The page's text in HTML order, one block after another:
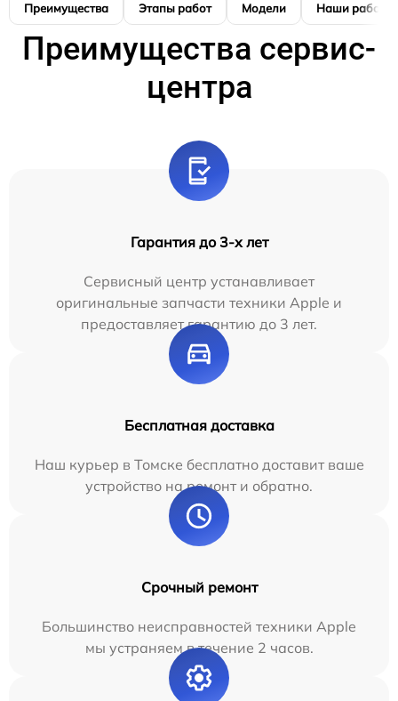
Преимущества Этапы работ Модели Наши работы
Преимущества сервис-
центра
Гарантия до 3-х лет
Сервисный центр устанавливает
оригинальные запчасти техники Apple и
предоставляет гарантию до 3 лет.
Бесплатная доставка
Наш курьер в Томске бесплатно доставит ваше
устройство на ремонт и обратно.
Срочный ремонт
Большинство неисправностей техники Apple
мы устраняем в течение 2 часов.